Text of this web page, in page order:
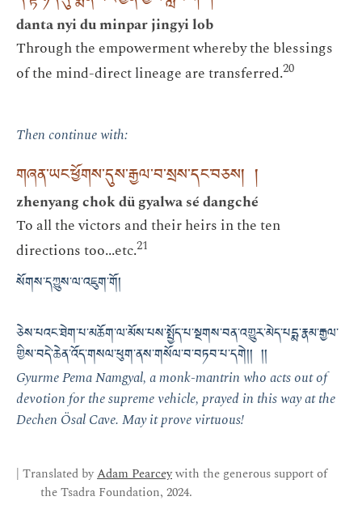
danta nyi du minpar jingyi lob
Through the empowerment whereby the blessings
of the mind-direct lineage are transferred.20
Then continue with:
གཞན་ཡང་ཕྱོགས་དུས་རྒྱལ་བ་སྲས་དང་བཅས། །
zhenyang chok dü gyalwa sé dangché
To all the victors and their heirs in the ten
directions too...etc.21
སོགས་དཀྱུས་ལ་འཇུག་གོ།
ཅེས་པའང་ཐེག་པ་མཆོག་ལ་མོས་པས་སྤྱོད་པ་སྔགས་བན་འགྱུར་མེད་པདྨ་རྣམ་རྒྱལ་
གྱིས་བདེ་ཆེན་འོད་གསལ་ཕུག་ནས་གསོལ་བ་བཏབ་པ་དགེ།། །།
Gyurme Pema Namgyal, a monk-mantrin who acts out of
devotion for the supreme vehicle, prayed in this way at the
Dechen Ösal Cave. May it prove virtuous!
| Translated byAdam Pearceywith the generous support of
the Tsadra Foundation, 2024.